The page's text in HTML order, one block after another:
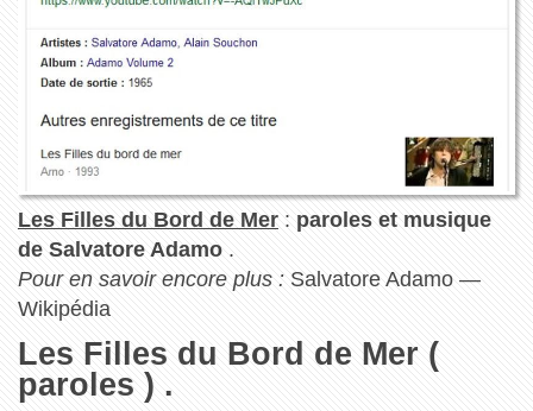
Les Filles du Bord de Mer: paroles et musique
de Salvatore Adamo.
Pour en savoir encore plus :Salvatore Adamo —
Wikipédia
Les Filles du Bord de Mer (
paroles ) .